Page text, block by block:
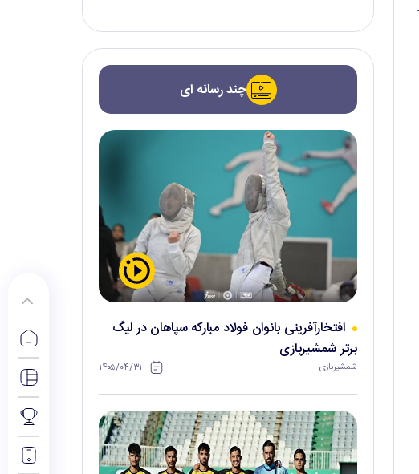
چند رسانه ای
افتخارآفرینی بانوان فولاد مبارکه سپاهان در لیگ
برتر شمشیربازی
شمشیربازی ۱۴۰۵/۰۴/۳۱